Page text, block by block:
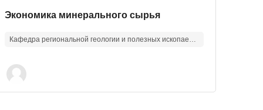
Изображение курса
Название курса
Экономика минерального сырья
Кафедра региональной геологии и полезных ископаемых